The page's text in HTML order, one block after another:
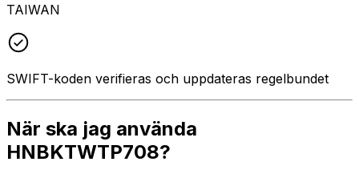
TAIWAN
SWIFT-koden verifieras och uppdateras regelbundet
När ska jag använda
HNBKTWTP708?